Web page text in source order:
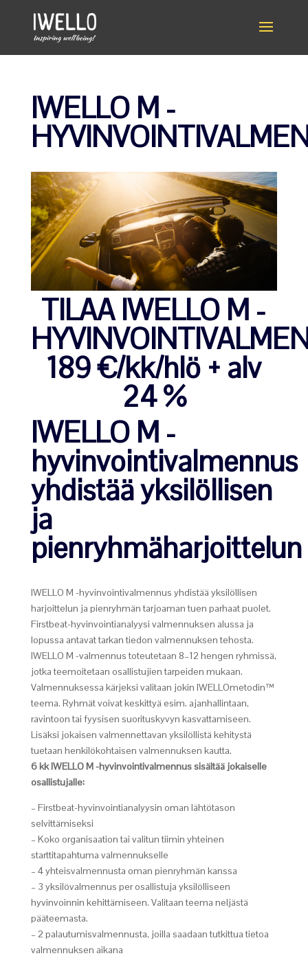
IWELLO M -
TILAA IWELLO M -
189 €/kk/hlö + alv
24 %
IWELLO M -
hyvinvointivalmennus
yhdistää yksilöllisen
ja
pienryhmäharjoittelun
IWELLO M -hyvinvointivalmennus yhdistää yksilöllisen
harjoittelun ja pienryhmän tarjoaman tuen parhaat puolet.
Firstbeat-hyvinvointianalyysi valmennuksen alussa ja
lopussa antavat tarkan tiedon valmennuksen tehosta.
IWELLO M -valmennus toteutetaan 8–12 hengen ryhmissä,
jotka teemoitetaan osallistujien tarpeiden mukaan.
Valmennuksessa kärjeksi valitaan jokin IWELLOmetodin™
teema. Ryhmät voivat keskittyä esim. ajanhallintaan,
ravintoon tai fyysisen suorituskyvyn kasvattamiseen.
Lisäksi jokaisen valmennettavan yksilöllistä kehitystä
tuetaan henkilökohtaisen valmennuksen kautta.
6 kk IWELLO M -hyvinvointivalmennus sisältää jokaiselle
osallistujalle:
– Firstbeat-hyvinvointianalyysin oman lähtötason
selvittämiseksi
– Koko organisaation tai valitun tiimin yhteinen
starttitapahtuma valmennukselle
– 4 yhteisvalmennusta oman pienryhmän kanssa
– 3 yksilövalmennus per osallistuja yksilölliseen
hyvinvoinnin kehittämiseen. Valitaan teema neljästä
pääteemasta.
– 2 palautumisvalmennusta, joilla saadaan tutkittua tietoa
valmennuksen aikana